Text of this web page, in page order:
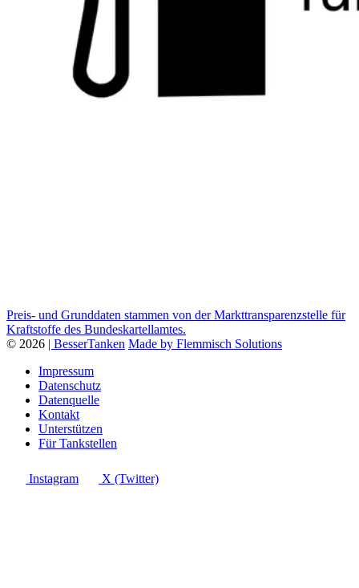
Preis- und Grunddaten stammen von der Markttransparenzstelle für
Kraftstoffe des Bundeskartellamtes.
© 2026 | BesserTanken Made by Flemmisch Solutions
Impressum
Datenschutz
Datenquelle
Kontakt
Unterstützen
Für Tankstellen
Instagram X (Twitter)